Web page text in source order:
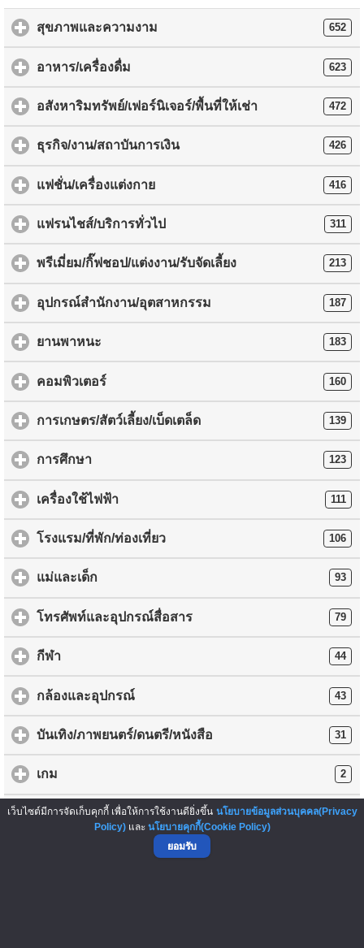
สุขภาพและความงาม 652
อาหาร/เครื่องดื่ม 623
อสังหาริมทรัพย์/เฟอร์นิเจอร์/พื้นที่ให้เช่า 472
ธุรกิจ/งาน/สถาบันการเงิน 426
แฟชั่น/เครื่องแต่งกาย 416
แฟรนไชส์/บริการทั่วไป 311
พรีเมี่ยม/กิ๊ฟชอป/แต่งงาน/รับจัดเลี้ยง 213
อุปกรณ์สำนักงาน/อุตสาหกรรม 187
ยานพาหนะ 183
คอมพิวเตอร์ 160
การเกษตร/สัตว์เลี้ยง/เบ็ดเตล็ด 139
การศึกษา 123
เครื่องใช้ไฟฟ้า 111
โรงแรม/ที่พัก/ท่องเที่ยว 106
แม่และเด็ก 93
โทรศัพท์และอุปกรณ์สื่อสาร 79
กีฬา 44
กล้องและอุปกรณ์ 43
บันเทิง/ภาพยนตร์/ดนตรี/หนังสือ 31
เกม 2
อื่นๆ 137
เว็บไซต์มีการจัดเก็บคุกกี้ เพื่อให้การใช้งานดียิ่งขึ้น นโยบายข้อมูลส่วนบุคคล(Privacy
Policy)และ นโยบายคุกกี้(Cookie Policy)
ยอมรับ